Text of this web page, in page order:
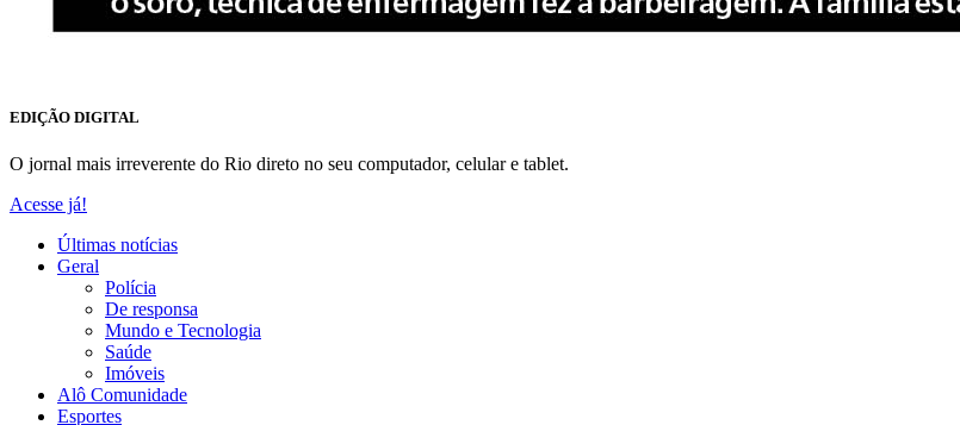
EDIÇÃO DIGITAL
O jornal mais irreverente do Rio direto no seu computador, celular e tablet.
Acesse já!
Últimas notícias
Geral
Polícia
De responsa
Mundo e Tecnologia
Saúde
Imóveis
Alô Comunidade
Esportes